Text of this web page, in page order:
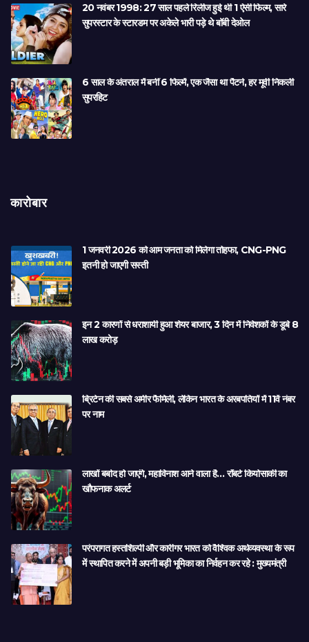
20 नवंबर 1998: 27 साल पहले रिलीज हुई थी 1 ऐसी फिल्म, सारे
सुपरस्टार के स्टारडम पर अकेले भारी पड़े थे बॉबी देओल
6 साल के अंतराल में बनीं 6 फिल्में, एक जैसा था पैटर्न, हर मूवी निकली
सुपरहिट
कारोबार
1 जनवरी 2026 को आम जनता को मिलेगा तोहफा, CNG-PNG
इतनी हो जाएगी सस्ती
इन 2 कारणों से धराशायी हुआ शेयर बाजार, 3 दिन में निवेशकों के डूबे 8
लाख करोड़
ब्रिटेन की सबसे अमीर फैमिली, लेकिन भारत के अरबपतियों में 11वें नंबर
पर नाम
लाखों बर्बाद हो जाएंगे, महाविनाश आने वाला है… रॉबर्ट कियोसाकी का
खौफनाक अलर्ट
परंपरागत हस्तशिल्पी और कारीगर भारत को वैश्विक अर्थव्यवस्था के रूप
में स्थापित करने में अपनी बड़ी भूमिका का निर्वहन कर रहे : मुख्यमंत्री